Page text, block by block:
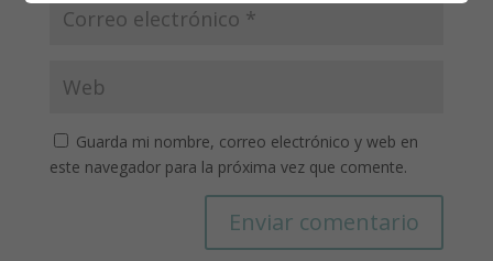
Guarda mi nombre, correo electrónico y web en
este navegador para la próxima vez que comente.